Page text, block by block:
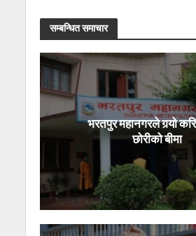
सम्बन्धित समाचार
भरतपुर महानगरले गर्‍यो
छोरीको बीमा